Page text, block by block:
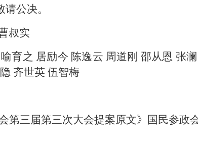
公决。
叔实
育之 居励今 陈逸云 周道刚 邵从恩 张
齐世英 伍智梅
第三届第三次大会提案原文》国民参政